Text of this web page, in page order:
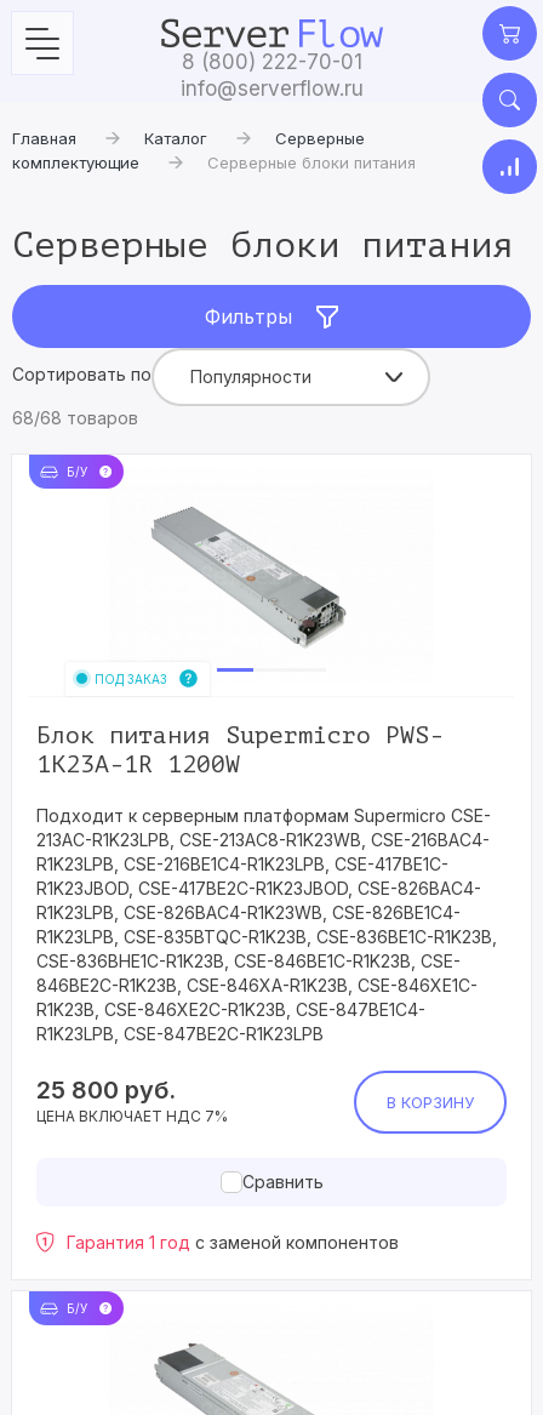
8 (800) 222-70-01
info@serverflow.ru
Главная Каталог
Серверные
комплектующие
Серверные блоки питания
Серверные блоки питания
Фильтры
Сортировать по
Популярности
68/68 товаров
Б/У
ПОД ЗАКАЗ
Блок питания Supermicro PWS-
1K23A-1R 1200W
Подходит к серверным платформам Supermicro CSE-
213AC-R1K23LPB, CSE-213AC8-R1K23WB, CSE-216BAC4-
R1K23LPB, CSE-216BE1C4-R1K23LPB, CSE-417BE1C-
R1K23JBOD, CSE-417BE2C-R1K23JBOD, CSE-826BAC4-
R1K23LPB, CSE-826BAC4-R1K23WB, CSE-826BE1C4-
R1K23LPB, CSE-835BTQC-R1K23B, CSE-836BE1C-R1K23B,
CSE-836BHE1C-R1K23B, CSE-846BE1C-R1K23B, CSE-
846BE2C-R1K23B, CSE-846XA-R1K23B, CSE-846XE1C-
R1K23B, CSE-846XE2C-R1K23B, CSE-847BE1C4-
R1K23LPB, CSE-847BE2C-R1K23LPB
25 800 руб.
ЦЕНА ВКЛЮЧАЕТ НДС 7%
В КОРЗИНУ
Сравнить
Гарантия 1 год с заменой компонентов
Б/У